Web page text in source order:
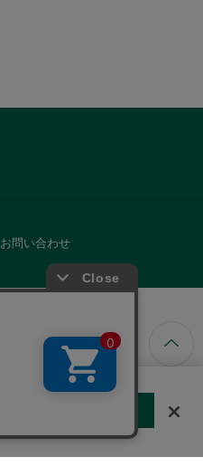
お問い合わせ